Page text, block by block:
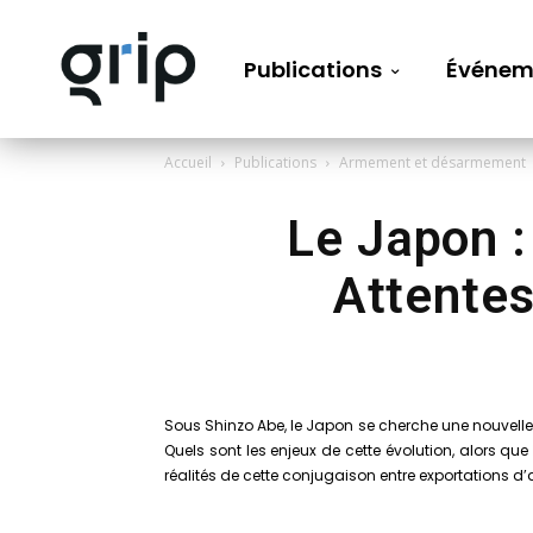
Publications
Accueil Publications Armement et désarmement
Le Japon
Sous Shinzo Abe, le Japon se cherche une
Quels sont les enjeux de cette évolution, alors
réalités de cette conjugaison entre exportations